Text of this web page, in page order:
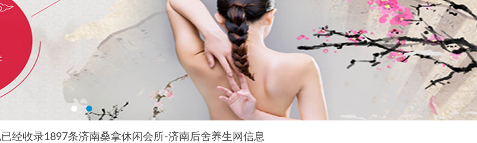
经收录1897条济南桑拿休闲会所-济南后舍养生网信息